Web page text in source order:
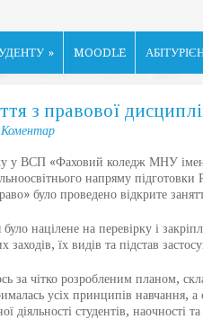
» MOODLE
з правової
ВСП «Фаховий коледж МНУ імені
напряму
було проведено відкрите
націлене на перевірку і
заходів, їх видів та підстав
за чітко розробленим планом,
усіх принципів навчання,
діяльності студентів,